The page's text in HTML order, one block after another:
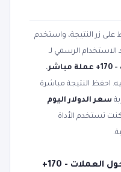
زر النتيجة، واستخدم
الرسمي لـ
،
احفظ النتيجة مباشرة
سعر الدولار اليوم
تستخدم الأداة
من يحتاج محول العملات ومحول العملات - 170+